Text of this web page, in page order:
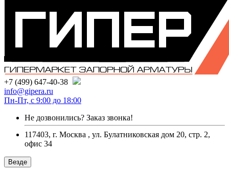
+7 (499) 647-40-38
info@gipera.ru
Пн-Пт, с 9:00 до 18:00
Не дозвонились? Заказ звонка!
117403, г. Москва , ул. Булатниковская дом 20, стр. 2,
офис 34
Везде